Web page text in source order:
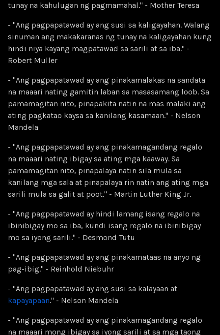
tunay na kahulugan ng pagmamahal." - Mother Teresa
- "Ang pagpapatawad ay ang susi sa kaligayahan. Walang
sinuman ang makakaranas ng tunay na kaligayahan kung
hindi niya kayang magpatawad sa sarili at sa iba." -
Robert Muller
- "Ang pagpapatawad ay ang pinakamalakas na sandata
na maaari nating gamitin laban sa masasamang loob. Sa
pamamagitan nito, pinapakita natin na mas malaki ang
ating pagkatao kaysa sa kanilang kasamaan." - Nelson
Mandela
- "Ang pagpapatawad ay ang pinakamagandang regalo
na maaari nating ibigay sa ating mga kaaway. Sa
pamamagitan nito, pinapalaya natin sila mula sa
kanilang mga sala at pinapalaya rin natin ang ating mga
sarili mula sa galit at poot." - Martin Luther King Jr.
- "Ang pagpapatawad ay hindi lamang isang regalo na
ibinibigay mo sa iba, kundi isang regalo na ibinibigay
mo sa iyong sarili." - Desmond Tutu
- "Ang pagpapatawad ay ang pinakamataas na anyo ng
pag-ibig." - Reinhold Niebuhr
- "Ang pagpapatawad ay ang susi sa kalayaan at
kapayapaan." - Nelson Mandela
- "Ang pagpapatawad ay ang pinakamagandang regalo
na maaari mong ibigay sa iyong sarili at sa mga taong